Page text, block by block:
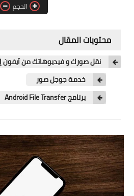
جوجل
الحجم
محتويات المقال
نقل صورك و فيديوهاتك من آيفون
خدمة جوجل صور
برنامج Android File Transfer